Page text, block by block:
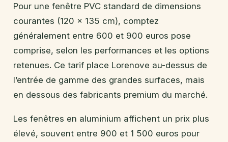
Pour une fenêtre PVC standard de dimensions
courantes (120 x 135 cm), comptez
généralement entre 600 et 900 euros pose
comprise, selon les performances et les options
retenues. Ce tarif place Lorenove au-dessus de
l’entrée de gamme des grandes surfaces, mais
en dessous des fabricants premium du marché.
Les fenêtres en aluminium affichent un prix plus
élevé, souvent entre 900 et 1 500 euros pour